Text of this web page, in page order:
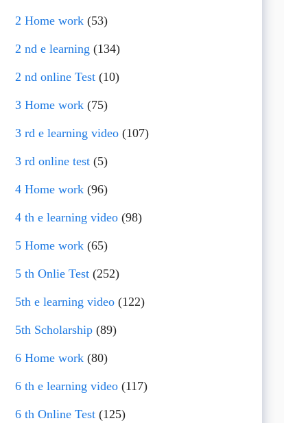
2 Home work(53)
2 nd e learning (134)
2 nd online Test(10)
3 Home work(75)
3 rd e learning video(107)
3 rd online test(5)
4 Home work(96)
4 th e learning video(98)
5 Home work(65)
5 th Onlie Test(252)
5th e learning video(122)
5th Scholarship(89)
6 Home work(80)
6 th e learning video(117)
6 th Online Test(125)